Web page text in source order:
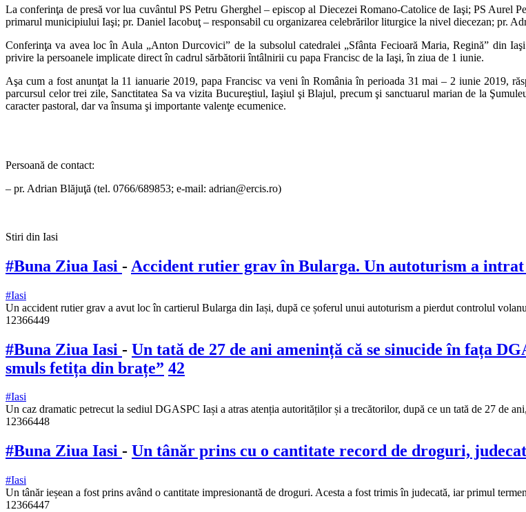
La conferinţa de presă vor lua cuvântul PS Petru Gherghel – episcop al Diecezei Romano-Catolice de Iaşi; PS Aurel
primarul municipiului Iaşi; pr. Daniel Iacobuţ – responsabil cu organizarea celebrărilor liturgice la nivel diecezan; pr.
Conferinţa va avea loc în Aula „Anton Durcovici” de la subsolul catedralei „Sfânta Fecioară Maria, Regină” din
privire la persoanele implicate direct în cadrul sărbătorii întâlnirii cu papa Francisc de la Iaşi, în ziua de 1 iunie.
Aşa cum a fost anunţat la 11 ianuarie 2019, papa Francisc va veni în România în perioada 31 mai – 2 iunie 2019,
parcursul celor trei zile, Sanctitatea Sa va vizita Bucureştiul, Iaşiul şi Blajul, precum şi sanctuarul marian de la
caracter pastoral, dar va însuma şi importante valenţe ecumenice.
Persoană de contact:
– pr. Adrian Blăjuţă (tel. 0766/689853; e-mail: adrian@ercis.ro)
Stiri din Iasi
#Buna Ziua Iasi - Accident rutier grav în Bularga. Un autoturism a
#Iasi
Un accident rutier grav a avut loc în cartierul Bularga din Iași, după ce șoferul unui autoturism a pierdut controlul
12366449
#Buna Ziua Iasi - Un tată de 27 de ani amenință că se sinucide în fața
smuls fetița din brațe” 42
#Iasi
Un caz dramatic petrecut la sediul DGASPC Iași a atras atenția autorităților și a trecătorilor, după ce un tată de 27 de
12366448
#Buna Ziua Iasi - Un tânăr prins cu o cantitate record de droguri,
#Iasi
Un tânăr ieșean a fost prins având o cantitate impresionantă de droguri. Acesta a fost trimis în judecată, iar primul
12366447